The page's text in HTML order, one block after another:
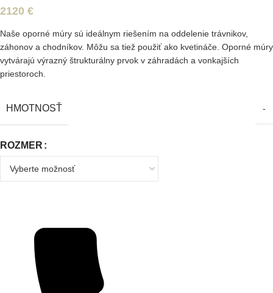
2120 €
Naše oporné múry sú ideálnym riešením na oddelenie trávnikov,
záhonov a chodníkov. Môžu sa tiež použiť ako kvetináče. Oporné múry
vytvárajú výrazný štrukturálny prvok v záhradách a vonkajších
priestoroch.
HMOTNOSŤ -
ROZMER